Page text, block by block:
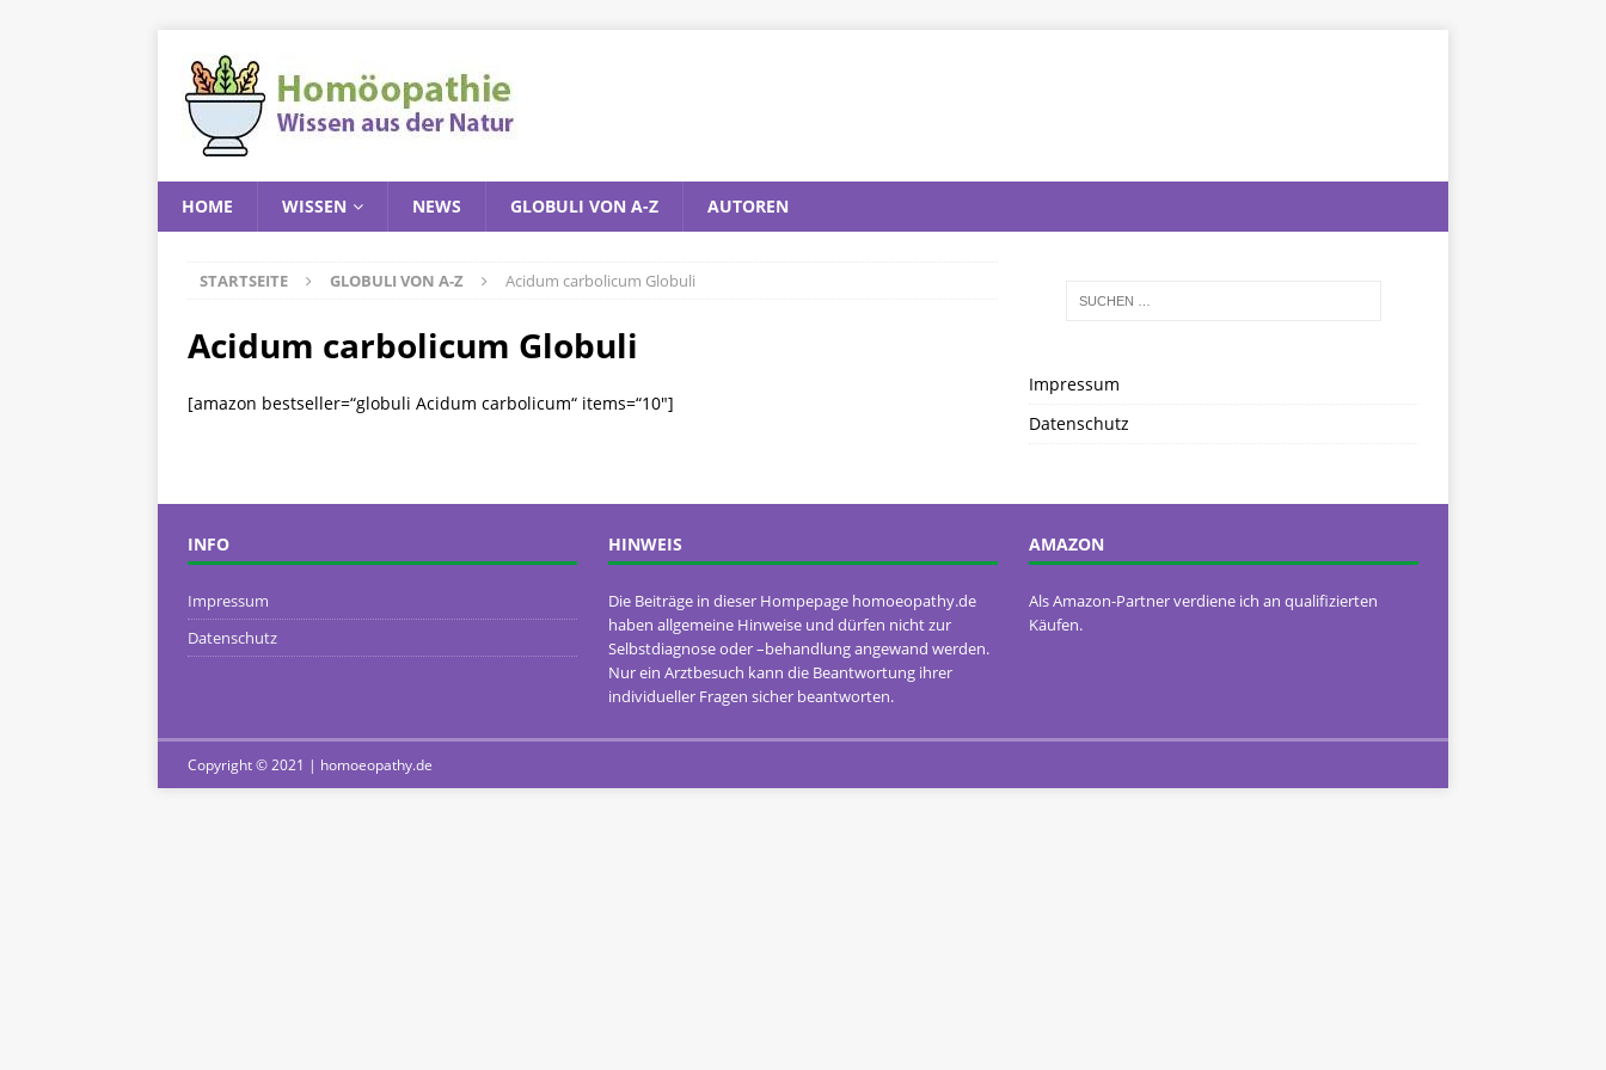
HOME WISSEN NEWS GLOBULI VON A-Z AUTOREN
STARTSEITE GLOBULI VON A-Z Acidum carbolicum Globuli
Acidum carbolicum Globuli
[amazon bestseller=“globuli Acidum carbolicum“ items=“10″]
Impressum
Datenschutz
INFO
Impressum
Datenschutz
HINWEIS
Die Beiträge in dieser Hompepage homoeopathy.de
haben allgemeine Hinweise und dürfen nicht zur
Selbstdiagnose oder –behandlung angewand werden.
Nur ein Arztbesuch kann die Beantwortung ihrer
individueller Fragen sicher beantworten.
AMAZON
Als Amazon-Partner verdiene ich an qualifizierten
Käufen.
Copyright © 2021 | homoeopathy.de